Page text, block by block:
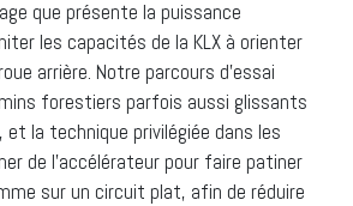
que présente la puissance
les capacités de la KLX à orienter
arrière. Notre parcours d’essai
forestiers parfois aussi glissants
et la technique privilégiée dans les
de l’accélérateur pour faire patiner
sur un circuit plat, afin de réduire